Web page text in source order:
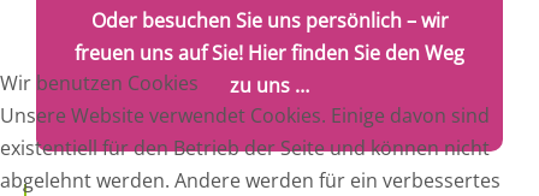
Oder besuchen Sie uns persönlich – wir
freuen uns auf Sie! Hier finden Sie den Weg
zu uns …
Wir benutzen Cookies
Unsere Website verwendet Cookies. Einige davon sind
existentiell für den Betrieb der Seite und können nicht
abgelehnt werden. Andere werden für ein verbessertes